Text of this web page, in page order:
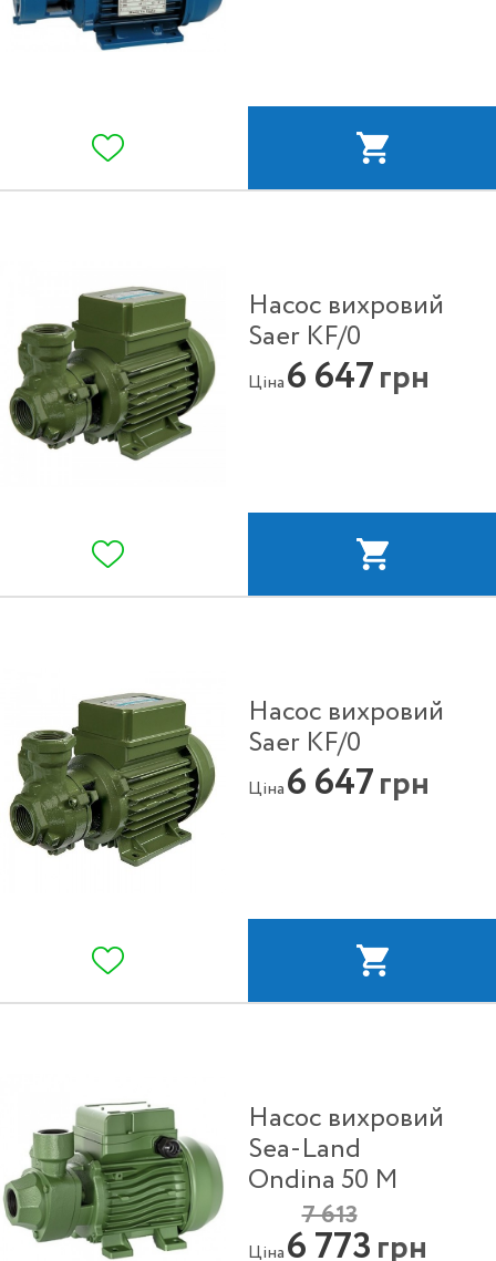
Насос вихровий
Saer KF/0
Ціна6 647грн
Насос вихровий
Saer KF/0
Ціна6 647грн
Насос вихровий
Sea-Land
Ondina 50 M
Ціна
7 613
6 773грн